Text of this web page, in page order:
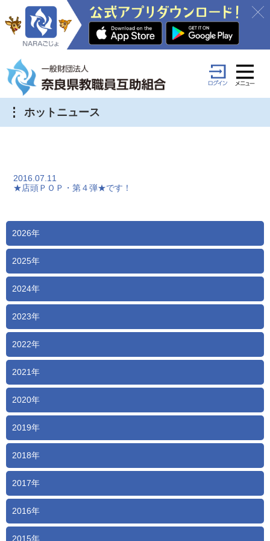
ホットニュース
2026年
2025年
2024年
2023年
2022年
2021年
2020年
2019年
2018年
2017年
2016年
2015年
2016.07.11
★店頭ＰＯＰ・第４弾★です！